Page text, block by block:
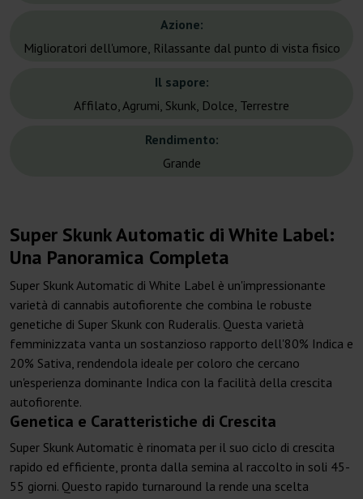
Azione:
Miglioratori dell'umore, Rilassante dal punto di vista fisico
Il sapore:
Affilato, Agrumi, Skunk, Dolce, Terrestre
Rendimento:
Grande
Super Skunk Automatic di White Label:
Una Panoramica Completa
Super Skunk Automatic di White Label è un'impressionante
varietà di cannabis autofiorente che combina le robuste
genetiche di Super Skunk con Ruderalis. Questa varietà
femminizzata vanta un sostanzioso rapporto dell'80% Indica e
20% Sativa, rendendola ideale per coloro che cercano
un'esperienza dominante Indica con la facilità della crescita
autofiorente.
Genetica e Caratteristiche di Crescita
Super Skunk Automatic è rinomata per il suo ciclo di crescita
rapido ed efficiente, pronta dalla semina al raccolto in soli 45-
55 giorni. Questo rapido turnaround la rende una scelta